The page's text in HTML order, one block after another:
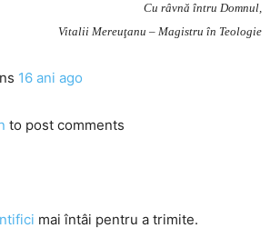
Cu râvnă întru Domnul,
Vitalii Mereuţanu – Magistru în Teologie
16 ani ago
to post comments
mai întâi pentru a trimite.